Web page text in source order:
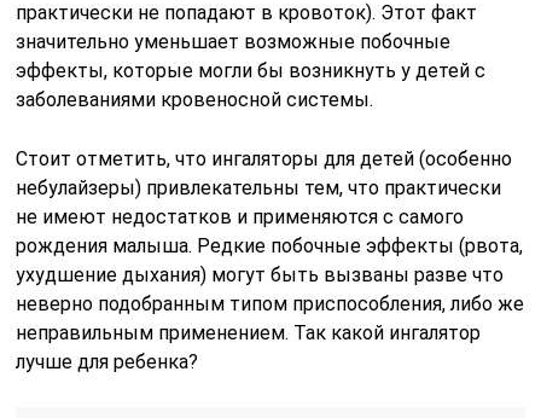
практически не попадают в кровоток). Этот факт
значительно уменьшает возможные побочные
эффекты, которые могли бы возникнуть у детей с
заболеваниями кровеносной системы.
Стоит отметить, что ингаляторы для детей (особенно
небулайзеры) привлекательны тем, что практически
не имеют недостатков и применяются с самого
рождения малыша. Редкие побочные эффекты (рвота,
ухудшение дыхания) могут быть вызваны разве что
неверно подобранным типом приспособления, либо же
неправильным применением. Так какой ингалятор
лучше для ребенка?